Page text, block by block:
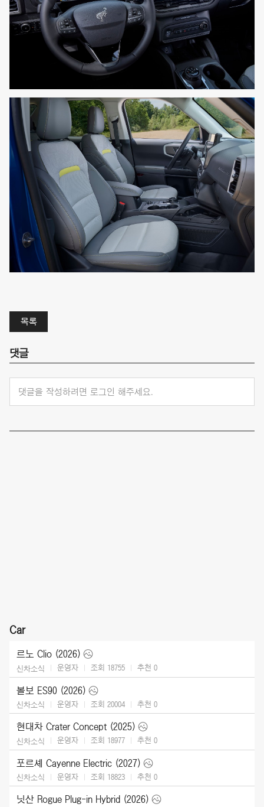
목록
댓글
댓글을 작성하려면 로그인 해주세요.
Car
르노 Clio (2026)
신차소식 운영자 조회 18755 추천 0
볼보 ES90 (2026)
신차소식 운영자 조회 20004 추천 0
현대차 Crater Concept (2025)
신차소식 운영자 조회 18977 추천 0
포르셰 Cayenne Electric (2027)
신차소식 운영자 조회 18823 추천 0
닛산 Rogue Plug-in Hybrid (2026)